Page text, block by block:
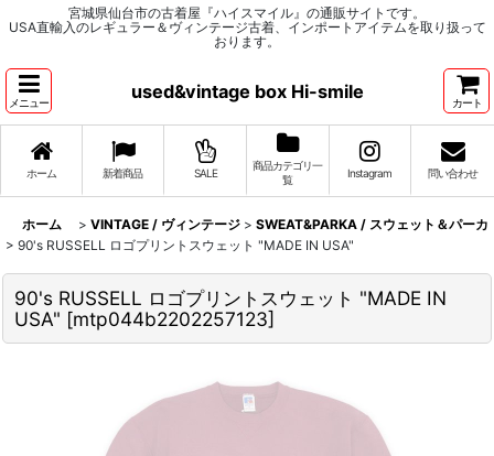
宮城県仙台市の古着屋『ハイスマイル』の通販サイトです。
USA直輸入のレギュラー＆ヴィンテージ古着、インポートアイテムを取り扱って
おります。
メニュー
used&vintage box Hi-smile
カート
ホーム 新着商品 SALE
商品カテゴリ一
覧
Instagram 問い合わせ
ホーム > VINTAGE / ヴィンテージ > SWEAT&PARKA / スウェット＆パーカ
> 90's RUSSELL ロゴプリントスウェット "MADE IN USA"
90's RUSSELL ロゴプリントスウェット "MADE IN
USA" [mtp044b2202257123]